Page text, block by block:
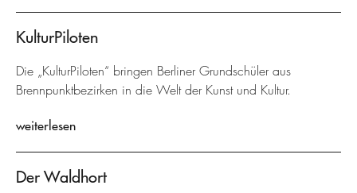
KulturPiloten
Die „KulturPiloten“ bringen Berliner Grundschüler aus
Brennpunktbezirken in die Welt der Kunst und Kultur.
weiterlesen
Der Waldhort